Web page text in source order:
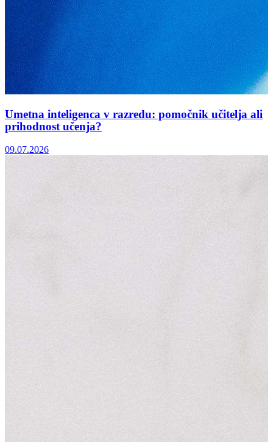
Umetna inteligenca v razredu: pomočnik učitelja ali
prihodnost učenja?
09.07.2026